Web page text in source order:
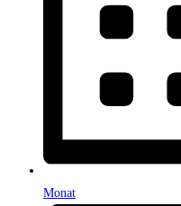
Monat